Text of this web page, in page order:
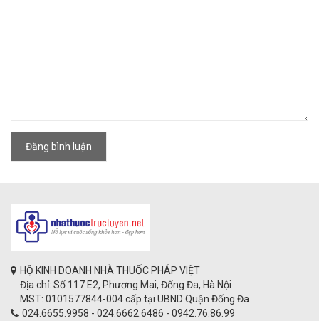
Đăng bình luận
HỘ KINH DOANH NHÀ THUỐC PHÁP VIỆT
Địa chỉ: Số 117 E2, Phương Mai, Đống Đa, Hà Nội
MST: 0101577844-004 cấp tại UBND Quận Đống Đa
024.6655.9958 - 024.6662.6486 - 0942.76.86.99